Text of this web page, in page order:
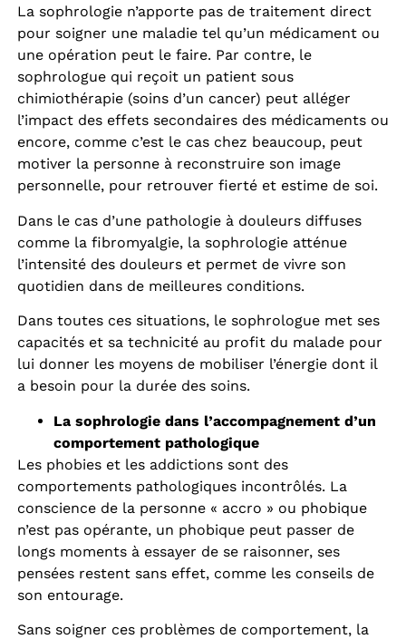
La sophrologie n’apporte pas de traitement direct
pour soigner une maladie tel qu’un médicament ou
une opération peut le faire. Par contre, le
sophrologue qui reçoit un patient sous
chimiothérapie (soins d’un cancer) peut alléger
l’impact des effets secondaires des médicaments ou
encore, comme c’est le cas chez beaucoup, peut
motiver la personne à reconstruire son image
personnelle, pour retrouver fierté et estime de soi.
Dans le cas d’une pathologie à douleurs diffuses
comme la fibromyalgie, la sophrologie atténue
l’intensité des douleurs et permet de vivre son
quotidien dans de meilleures conditions.
Dans toutes ces situations, le sophrologue met ses
capacités et sa technicité au profit du malade pour
lui donner les moyens de mobiliser l’énergie dont il
a besoin pour la durée des soins.
La sophrologie dans l’accompagnement d’un
comportement pathologique
Les phobies et les addictions sont des
comportements pathologiques incontrôlés. La
conscience de la personne « accro » ou phobique
n’est pas opérante, un phobique peut passer de
longs moments à essayer de se raisonner, ses
pensées restent sans effet, comme les conseils de
son entourage.
Sans soigner ces problèmes de comportement, la